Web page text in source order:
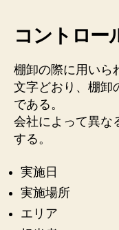
コントロー
棚卸の際に用いら
文字どおり、棚卸
である。
会社によって異な
する。
実施日
実施場所
エリア